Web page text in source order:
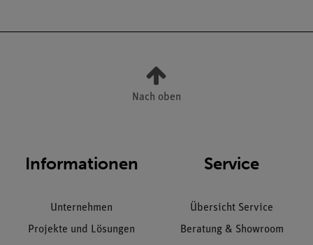
Nach oben
Informationen
Unternehmen
Projekte und Lösungen
Service
Übersicht Service
Beratung & Showroom